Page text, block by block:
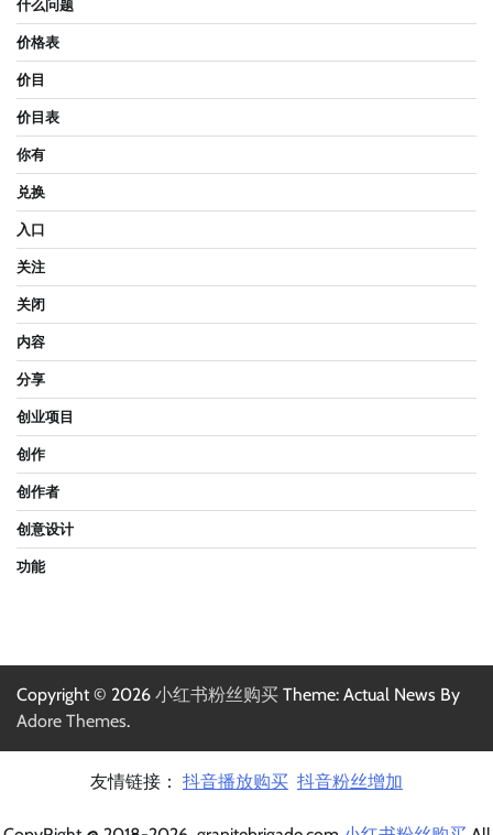
什么问题
价格表
价目
价目表
你有
兑换
入口
关注
关闭
内容
分享
创业项目
创作
创作者
创意设计
功能
Copyright © 2026 小红书粉丝购买 Theme: Actual News By
Adore Themes.
友情链接： 抖音播放购买 抖音粉丝增加